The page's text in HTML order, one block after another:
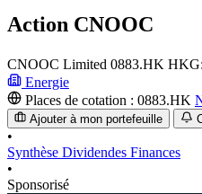
Action CNOOC
CNOOC Limited 0883.HK
Energie
Places de cotation : 0883.HK
Ajouter à mon portefeuille
•
Synthèse Dividendes Finances
•
Sponsorisé